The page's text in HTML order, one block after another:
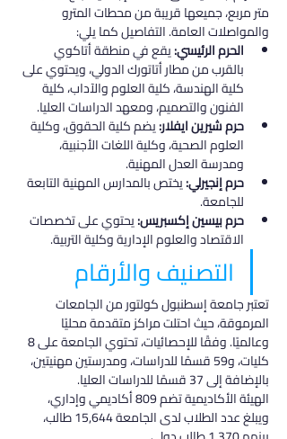
متر مربع، جميعها قريبة من محطات المترو
والمواصلات العامة. التفاصيل كما يلي:
الحرم الرئيسي: يقع في منطقة أتاكوي
بالقرب من مطار أتاتورك الدولي، ويحتوي على
كلية الهندسة، كلية العلوم والآداب، كلية
الفنون والتصميم، ومعهد الدراسات العليا.
حرم شيرين ايفلار: يضم كلية الحقوق، وكلية
العلوم الصحية، وكلية اللغات الأجنبية،
ومدرسة العدل المهنية.
حرم إنجيرلي: يختص بالمدارس المهنية التابعة
للجامعة.
حرم بيسين إكسبريس: يحتوي على تخصصات
الاقتصاد والعلوم الإدارية وكلية التربية.
التصنيف والأرقام
تعتبر جامعة إسطنبول كولتور من الجامعات
المرموقة، حيث احتلت مراكز متقدمة محليًا
كليات، و59 قسمًا للدراسات، ومدرستين مهنيتين،
بالإضافة إلى 37 قسمًا للدراسات العليا.
الهيئة الأكاديمية تضم 809 أكاديمي وإداري،
ويبلغ عدد الطلاب لدى الجامعة 15,644 طالب،